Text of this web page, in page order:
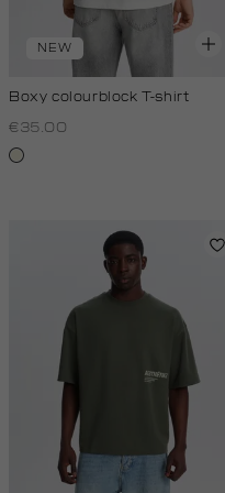
NEW
Boxy colourblock T-shirt
€35.00
wit,